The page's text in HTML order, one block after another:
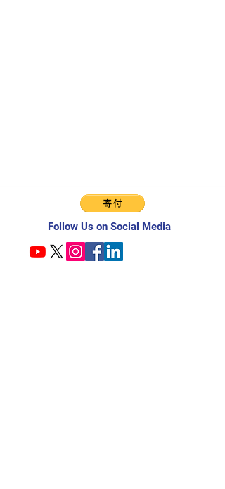
Follow Us on Social Media